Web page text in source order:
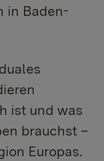
in Baden-
ist und was
brauchst –
Europas.